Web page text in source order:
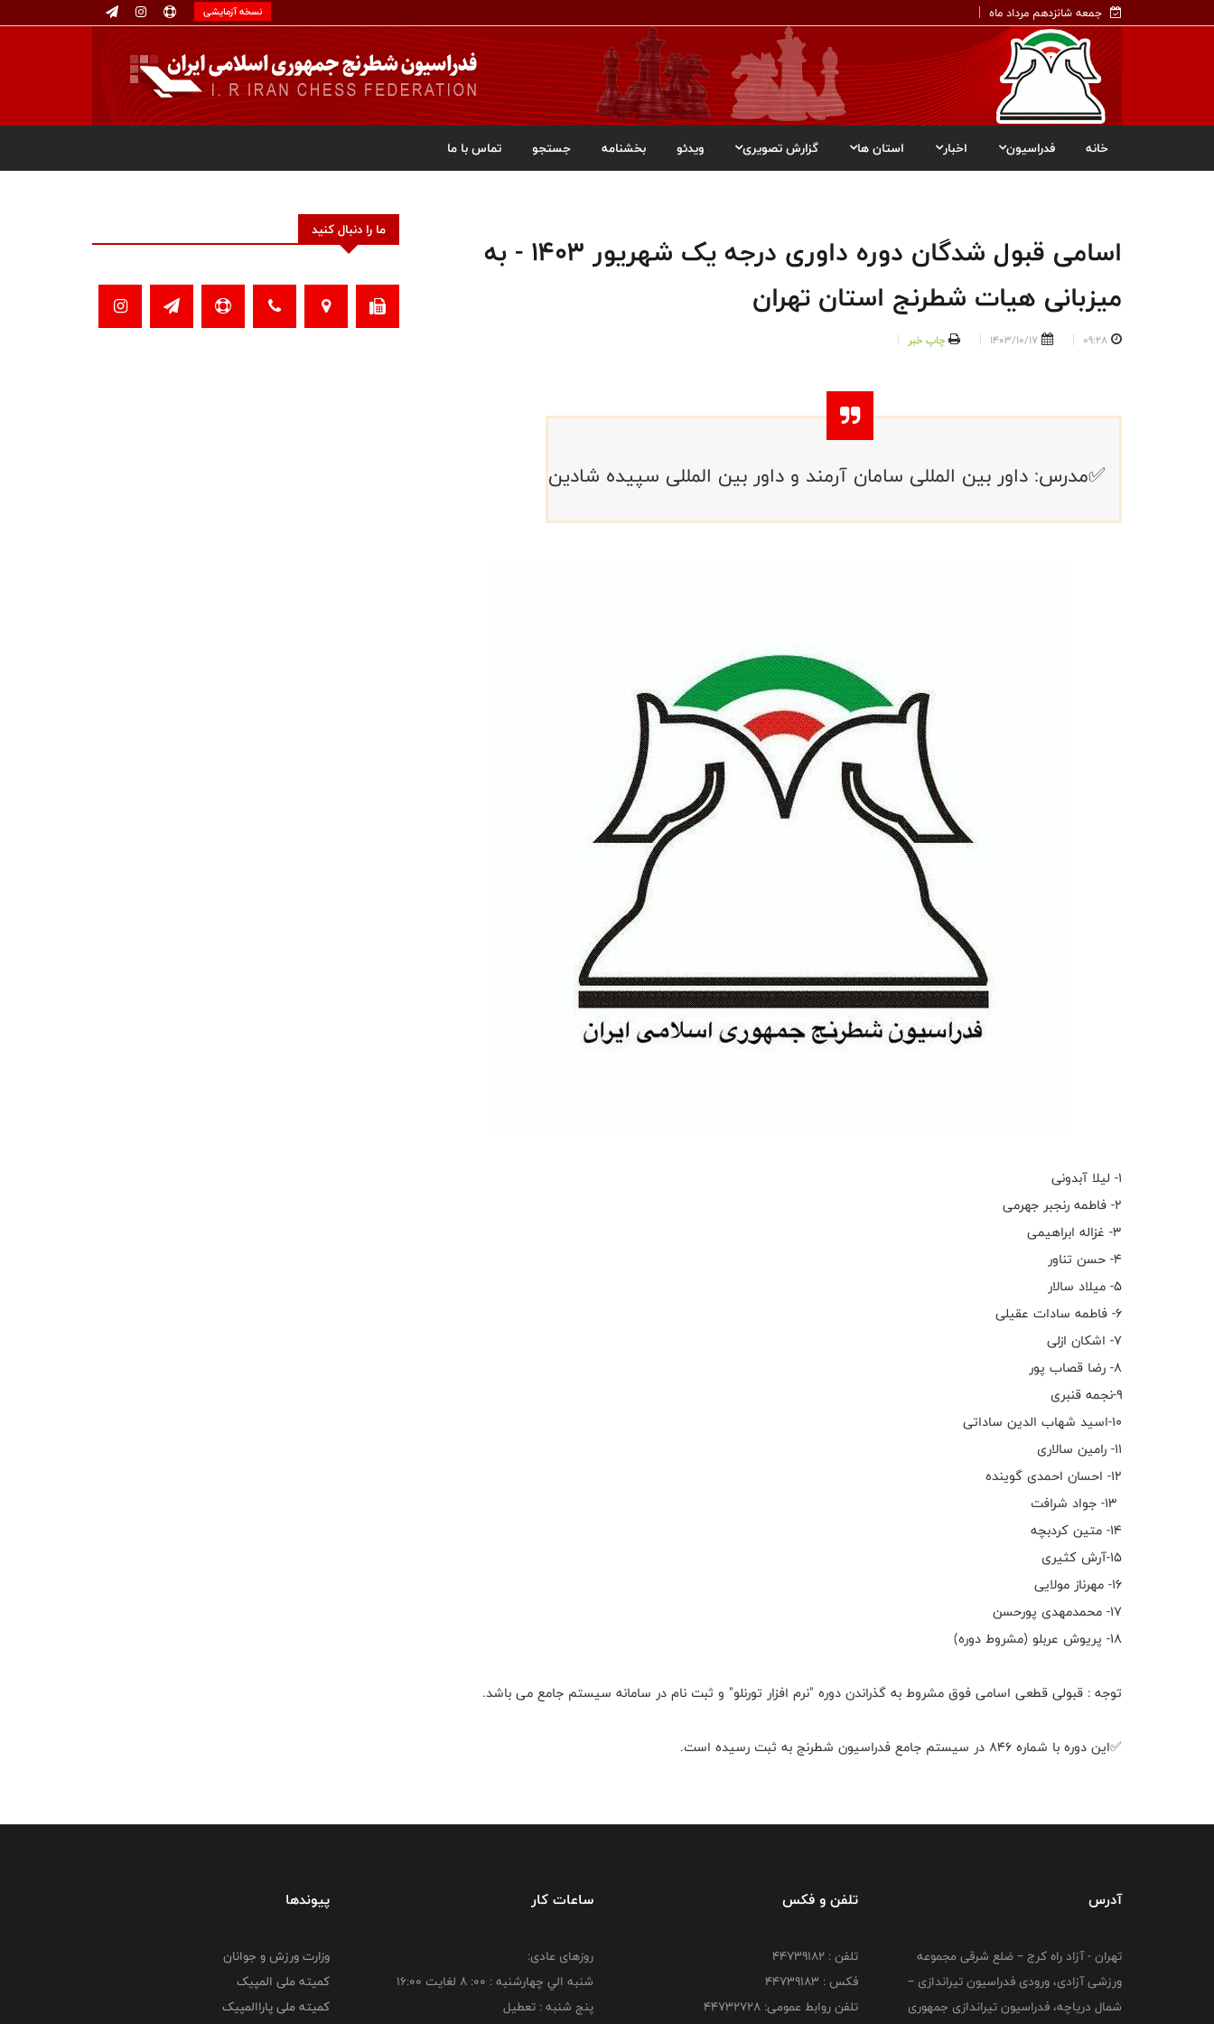
جمعه شانزدهم مرداد ماه نسخه آزمایشی
خانه فدراسیون اخبار استان ها گزارش تصویری ویدئو بخشنامه جستجو تماس با ما
اسامی قبول شدگان دوره داوری درجه یک شهریور ۱۴۰۳ - به
میزبانی هیات شطرنج استان تهران
09:28
1403/10/17 چاپ خبر
✅مدرس: داور بین المللی سامان آرمند و داور بین المللی سپیده شادین
۱- لیلا آبدونی
۲- فاطمه رنجبر جهرمی
۳- غزاله ابراهیمی
۴- حسن تناور
۵- میلاد سالار
۶- فاطمه سادات عقیلی
۷- اشکان ازلی
۸- رضا قصاب پور
۹-نجمه قنبری
۱۰-اسید شهاب الدین ساداتی
۱۱- رامین سالاری
۱۲- احسان احمدی گوینده
۱۴- متین کردبچه
۱۵-آرش کثیری
۱۶- مهرناز مولایی
۱۷- محمدمهدی پورحسن
۱۸- پریوش عربلو (مشروط دوره)
توجه : قبولی قطعی اسامی فوق مشروط به گذراندن دوره "نرم افزار تورنلو" و ثبت نام در سامانه سیستم جامع می باشد.
✅این دوره با شماره ۸۴۶ در سیستم جامع فدراسیون شطرنج به ثبت رسیده است.
ما را دنبال کنید
آدرس
تهران - آزاد راه کرج – ضلع شرقی مجموعه
ورزشی آزادی، ورودی فدراسیون تیراندازی –
شمال دریاچه، فدراسیون تیراندازی جمهوری
تلفن و فکس
تلفن : ۴۴۷۳۹۱۸۲
فکس : ۴۴۷۳۹۱۸3
تلفن روابط عمومی: ۴۴۷۳۲۷۲۸
ساعات کار
روزهای عادی:
شنبه الي چهارشنبه : 00: 8 لغايت 16:00
پنج شنبه : تعطیل
پیوندها
وزارت ورزش و جوانان
کمیته ملی المپیک
کمیته ملی پاراالمپیک